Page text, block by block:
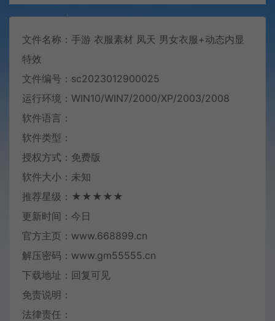
文件名称：手游 衣服素材 凤天 男女衣服+动态内显
特效
文件编号：sc2023012900025
运行环境：WIN10/WIN7/2000/XP/2003/2008
软件语言：
软件类型：
授权方式：免费版
软件大小：未知
推荐星级：★★★★★
更新时间：今日
官方主页：www.668899.cn
解压密码：www.gm55555.cn
下载地址：回复可见
免责说明：
法律责任：